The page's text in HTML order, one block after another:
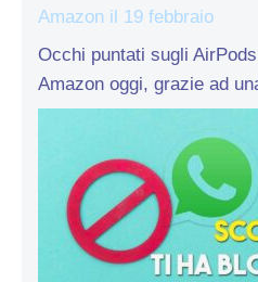
Amazon il 19 febbraio
Occhi puntati sugli
Amazon oggi, grazie ad